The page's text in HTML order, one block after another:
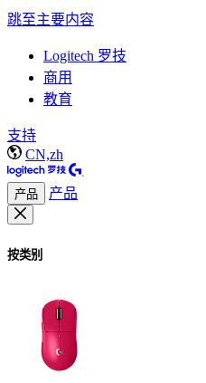
跳至主要内容
Logitech 罗技
商用
教育
支持
CN,zh
产品 产品
按类别